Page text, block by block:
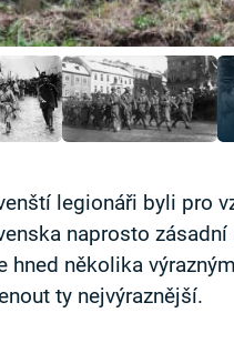
prima+
legionáři byli pro
naprosto zásadní
hned několika
ty nejvýraznější.